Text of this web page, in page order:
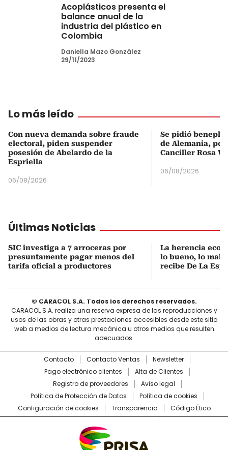
Acoplásticos presenta el
balance anual de la
industria del plástico en
Colombia
Daniella Mazo González
29/11/2023
Lo más leído
Con nueva demanda sobre fraude
electoral, piden suspender
posesión de Abelardo de la
Espriella
06/08/2026
Se pidió
de Alemania,
Canciller Rosa
06/08/2026
Últimas Noticias
SIC investiga a 7 arroceras por
presuntamente pagar menos del
tarifa oficial a productores
La herencia
lo bueno, lo
recibe De La
© CARACOL S.A. Todos los derechos reservados.
CARACOL S.A. realiza una reserva expresa de las reproducciones y
usos de las obras y otras prestaciones accesibles desde este sitio
web a medios de lectura mecánica u otros medios que resulten
adecuados.
Contacto Contacto Ventas
Newsletter
Pago electrónico clientes
Alta de Clientes
Registro de proveedores
Aviso legal
Política de Protección de Datos
Política de cookies
Configuración de cookies
Transparencia Código Ético